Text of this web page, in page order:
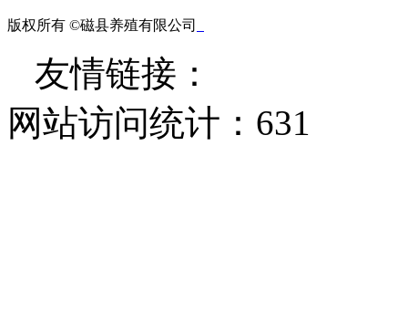
版权所有 ©磁县养殖有限公司
友情链接：
网站访问统计： 631